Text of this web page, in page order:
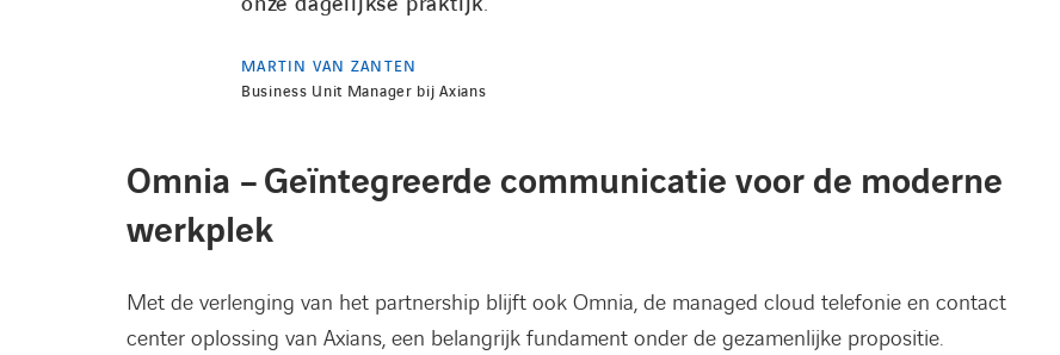
MARTIN VAN ZANTEN
Business Unit Manager bij Axians
Omnia –Geïntegreerde communicatie voor de moderne
werkplek
Met de verlenging van het partnership blijft ook Omnia, de managed cloud telefonie en contact
center oplossing van Axians, een belangrijk fundament onder de gezamenlijke propositie.